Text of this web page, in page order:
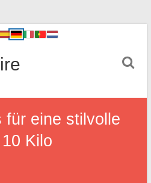
für eine stilvolle
Kilo